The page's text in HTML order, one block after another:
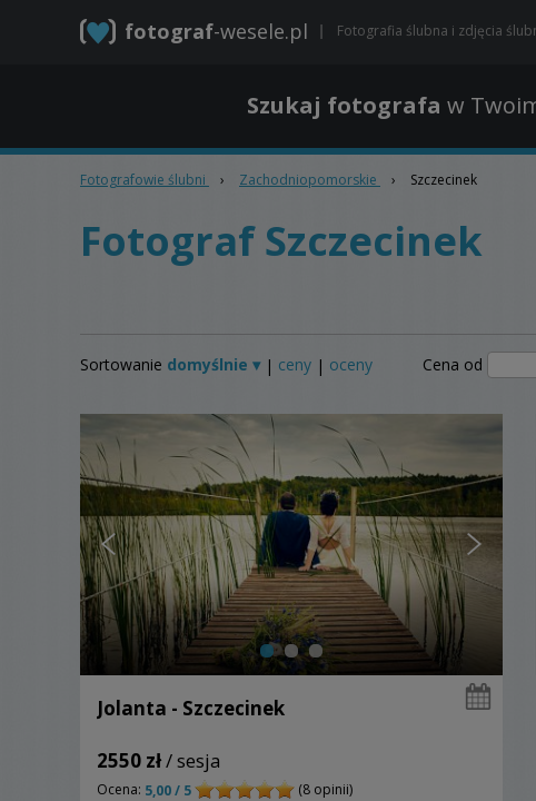
fotograf-wesele.pl Fotografia ślubna i zdjęcia
Szukaj fotografa w
Fotografowie ślubni › Zachodniopomorskie › Szczecinek
Fotograf Szczecinek
Sortowanie domyślnie ▾ | ceny | oceny Cena od
Jolanta - Szczecinek
2550 zł/ sesja
Ocena: 5,00 / 5
(8 opinii)